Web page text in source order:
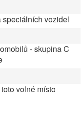
vozidel
- skupina C
volné místo